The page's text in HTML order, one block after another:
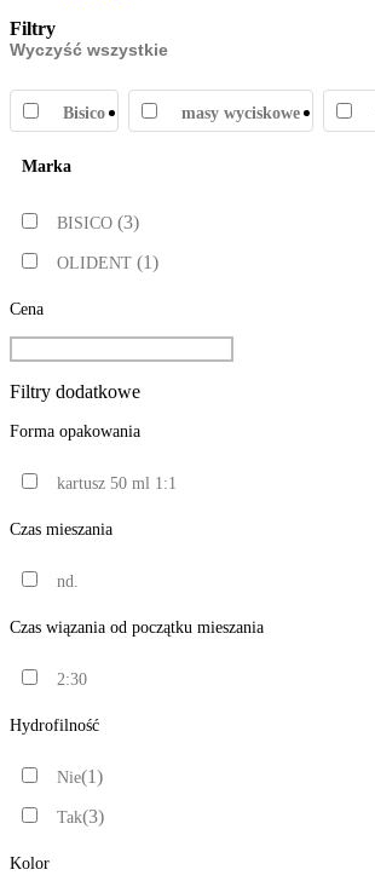
Filtry
Wyczyść wszystkie
Bisico masy wyciskowe
Marka
BISICO (3)
OLIDENT (1)
Cena
Filtry dodatkowe
Forma opakowania
kartusz 50 ml 1:1
Czas mieszania
nd.
Czas wiązania od początku mieszania
2:30
Hydrofilność
Nie(1)
Tak(3)
Kolor